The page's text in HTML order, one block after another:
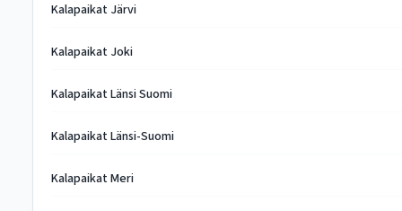
Kalapaikat Järvi
Kalapaikat Joki
Kalapaikat Länsi Suomi
Kalapaikat Länsi-Suomi
Kalapaikat Meri